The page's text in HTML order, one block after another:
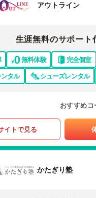
アウトライン
生涯無料のサポート
無料体験 完全個室
タル
シューズレンタル
おすすめコ
イトで見る
かたぎり塾